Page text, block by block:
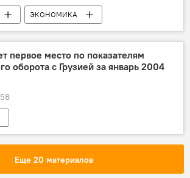
ЭКОНОМИКА
первое место по показателям
оборота с Грузией за январь 2004
Еще 20 материалов